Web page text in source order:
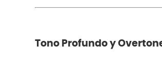
Tono Profundo y